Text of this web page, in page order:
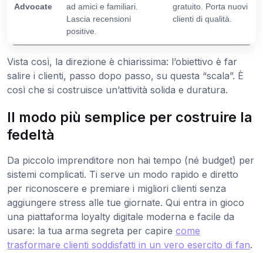
Advocate
ad amici e familiari.
Lascia recensioni
positive.
gratuito. Porta nuovi
clienti di qualità.
Vista così, la direzione è chiarissima: l’obiettivo è far
salire i clienti, passo dopo passo, su questa “scala”. È
così che si costruisce un’attività solida e duratura.
Il modo più semplice per costruire la
fedeltà
Da piccolo imprenditore non hai tempo (né budget) per
sistemi complicati. Ti serve un modo rapido e diretto
per riconoscere e premiare i migliori clienti senza
aggiungere stress alle tue giornate. Qui entra in gioco
una piattaforma loyalty digitale moderna e facile da
usare: la tua arma segreta per capire come
trasformare clienti soddisfatti in un vero esercito di fan.